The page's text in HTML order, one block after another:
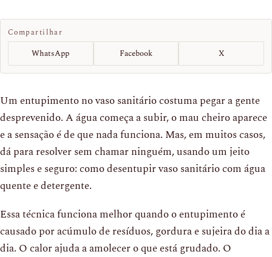
Compartilhar
WhatsApp Facebook X
Um entupimento no vaso sanitário costuma pegar a gente
desprevenido. A água começa a subir, o mau cheiro aparece
e a sensação é de que nada funciona. Mas, em muitos casos,
dá para resolver sem chamar ninguém, usando um jeito
simples e seguro: como desentupir vaso sanitário com água
quente e detergente.
Essa técnica funciona melhor quando o entupimento é
causado por acúmulo de resíduos, gordura e sujeira do dia a
dia. O calor ajuda a amolecer o que está grudado. O